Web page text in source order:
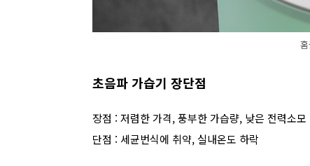
초음파 가습기 장단점
장점 : 저렴한 가격, 풍부한 가습량, 낮은 전력소모
단점 : 세균번식에 취약, 실내온도 하락